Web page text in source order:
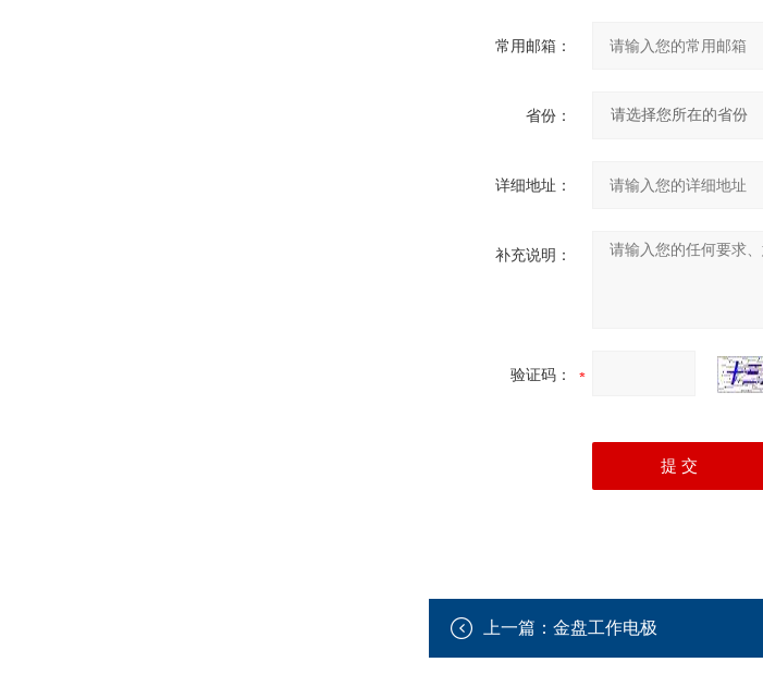
常用邮箱：
省份：
详细地址：
补充说明：
验证码：
上一篇： 金盘工作电极